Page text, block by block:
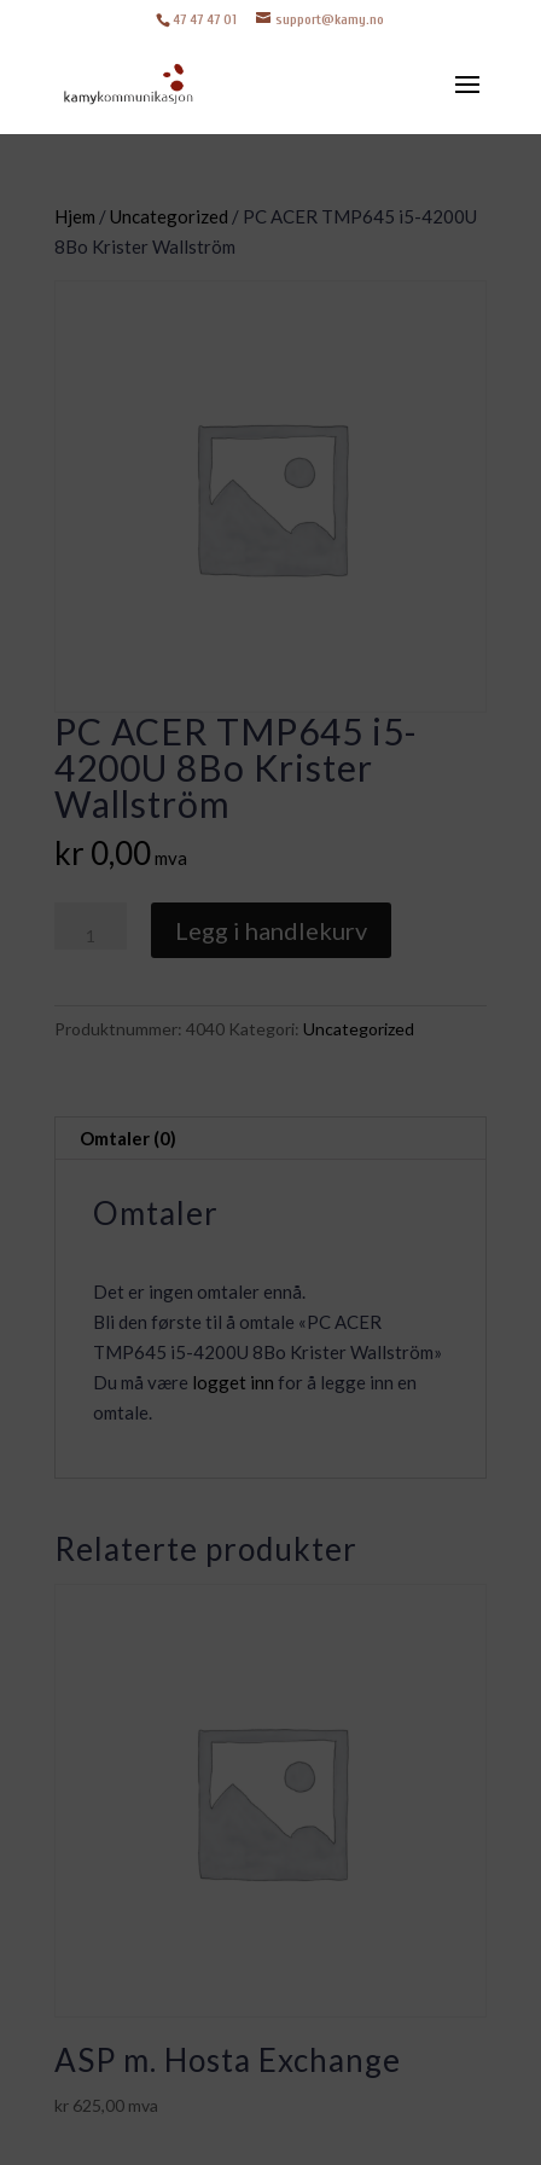
47 47 47 01 support@kamy.no
Hjem / Uncategorized / PC ACER TMP645 i5-4200U
8Bo Krister Wallström
PC ACER TMP645 i5-
4200U 8Bo Krister
Wallström
kr 0,00 mva
ACER
4200U
Wallström
Legg i handlekurv
Produktnummer: 4040 Kategori: Uncategorized
Omtaler (0)
Omtaler
Det er ingen omtaler ennå.
Bli den første til å omtale «PC ACER
TMP645 i5-4200U 8Bo Krister Wallström»
Du må være logget inn for å legge inn en
omtale.
Relaterte produkter
ASP m. Hosta Exchange
kr625,00 mva